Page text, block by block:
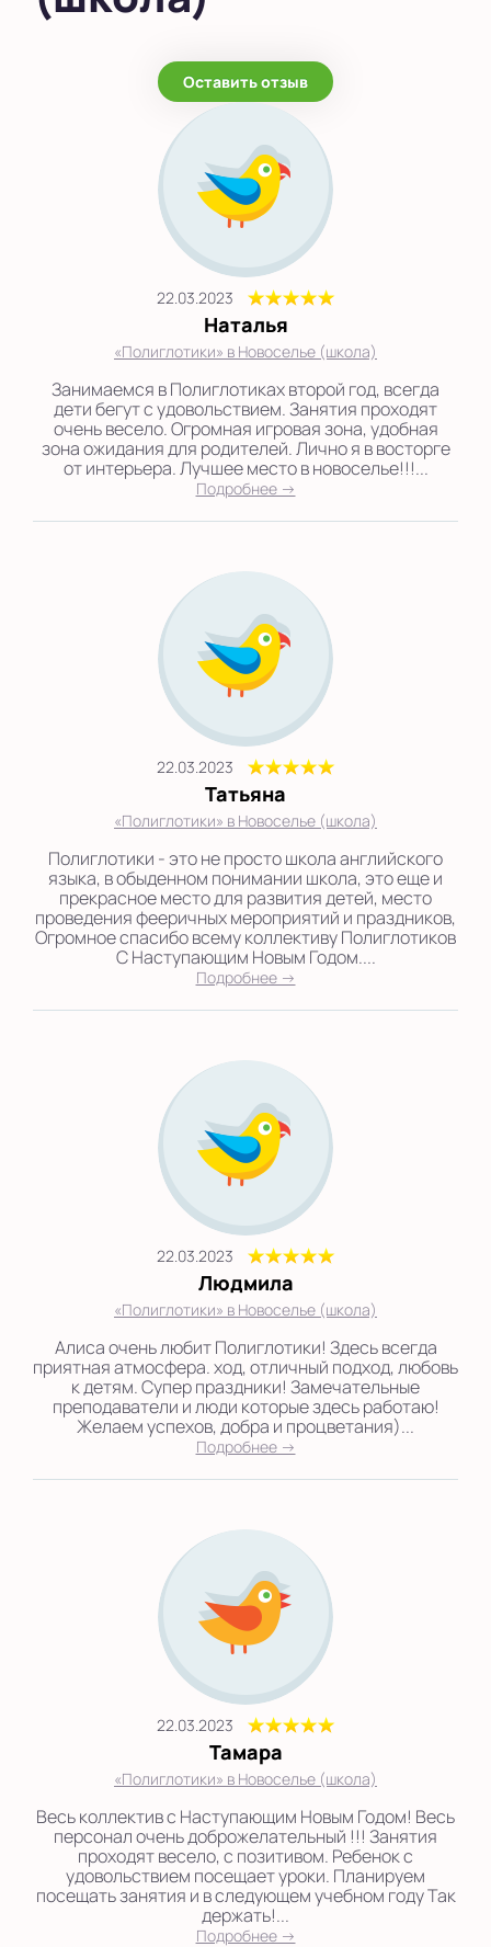
Оставить отзыв
22.03.2023
Наталья
«Полиглотики» в Новоселье (школа)
Занимаемся в Полиглотиках второй год, всегда
дети бегут с удовольствием. Занятия проходят
очень весело. Огромная игровая зона, удобная
зона ожидания для родителей. Лично я в восторге
от интерьера. Лучшее место в новоселье!!!...
Подробнее →
22.03.2023
Татьяна
«Полиглотики» в Новоселье (школа)
Полиглотики - это не просто школа английского
языка, в обыденном понимании школа, это еще и
прекрасное место для развития детей, место
проведения фееричных мероприятий и праздников,
Огромное спасибо всему коллективу Полиглотиков
С Наступающим Новым Годом....
Подробнее →
22.03.2023
Людмила
«Полиглотики» в Новоселье (школа)
Алиса очень любит Полиглотики! Здесь всегда
приятная атмосфера. ход, отличный подход, любовь
к детям. Супер праздники! Замечательные
преподаватели и люди которые здесь работаю!
Желаем успехов, добра и процветания)...
Подробнее →
22.03.2023
Тамара
«Полиглотики» в Новоселье (школа)
Весь коллектив с Наступающим Новым Годом! Весь
персонал очень доброжелательный !!! Занятия
проходят весело, с позитивом. Ребенок с
удовольствием посещает уроки. Планируем
посещать занятия и в следующем учебном году Так
держать!...
Подробнее →